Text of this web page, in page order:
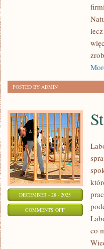
NOWOCZESNE
POSTED BY ADMIN
DECEMBER - 28 - 2025
COMMENTS OFFON
STATYSTYKA
co